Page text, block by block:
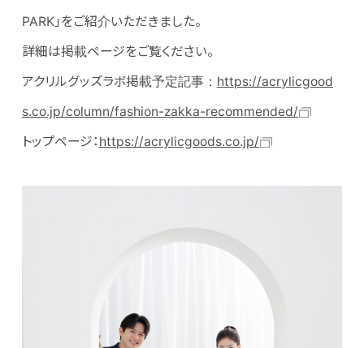
PARK」をご紹介いただきました。
詳細は掲載ページをご覧ください。
アクリルグッズラボ掲載予定記事： https://acrylicgood
s.co.jp/column/fashion-zakka-recommended/
トップページ： https://acrylicgoods.co.jp/